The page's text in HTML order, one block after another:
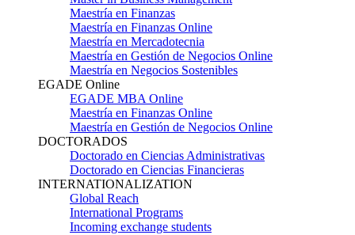
Maestría en Finanzas
Maestría en Finanzas Online
Maestría en Mercadotecnia
Maestría en Gestión de Negocios Online
Maestría en Negocios Sostenibles
EGADE Online
EGADE MBA Online
Maestría en Finanzas Online
Maestría en Gestión de Negocios Online
DOCTORADOS
Doctorado en Ciencias Administrativas
Doctorado en Ciencias Financieras
INTERNATIONALIZATION
Global Reach
International Programs
Incoming exchange students